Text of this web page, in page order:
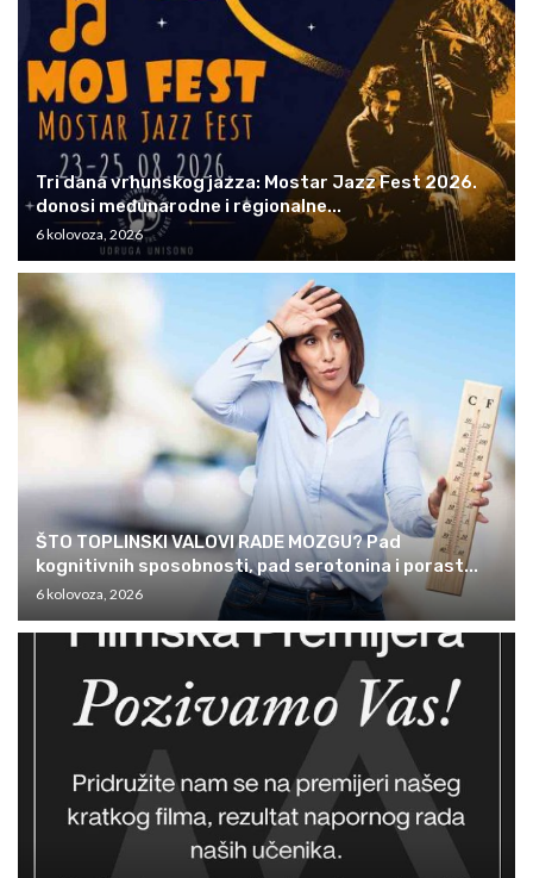
Tri dana vrhunskog jazza: Mostar Jazz Fest 2026.
donosi međunarodne i regionalne...
6 kolovoza, 2026
ŠTO TOPLINSKI VALOVI RADE MOZGU? Pad
kognitivnih sposobnosti, pad serotonina i porast...
6 kolovoza, 2026